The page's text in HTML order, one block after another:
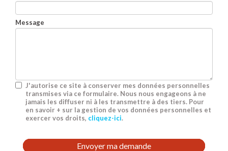
Message
J'autorise ce site à conserver mes données personnelles
transmises via ce formulaire. Nous nous engageons à ne
jamais les diffuser ni à les transmettre à des tiers. Pour
en savoir + sur la gestion de vos données personnelles et
exercer vos droits, cliquez-ici.
RGPD
Envoyer ma demande